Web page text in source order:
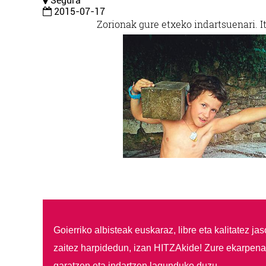
2015-07-17
Zorionak gure etxeko indartsuenari.
Goierriko albisteak euskaraz, libre eta kalitatez
zaitez harpidedun, izan HITZAkide! Zure